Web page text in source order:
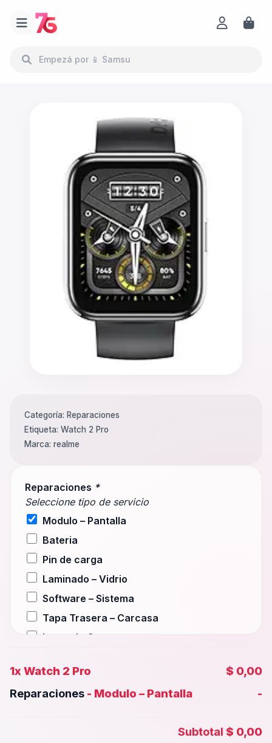
Reparaciones *
Seleccione tipo de servicio
Modulo – Pantalla
Bateria
Pin de carga
Laminado – Vidrio
Software – Sistema
Tapa Trasera – Carcasa
Lente de Camara
Wifi – Señal – Antena
Camara Trasera
1x Watch 2 Pro
$ 0,00
Reparaciones - Modulo – Pantalla -
Subtotal $ 0,00
Categoría: Reparaciones
Etiqueta: Watch 2 Pro
Marca: realme